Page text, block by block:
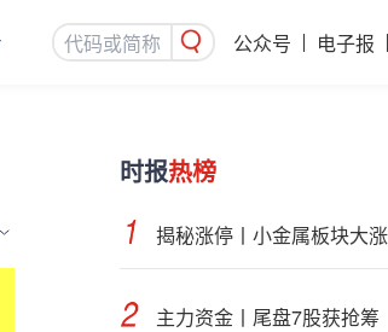
公众号 电子报
时报热榜
主力资金丨尾盘7股获抢筹